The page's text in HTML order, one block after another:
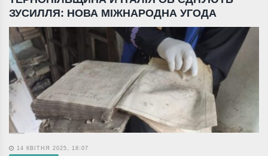
ЗУСИЛЛЯ: НОВА МІЖНАРОДНА УГОДА
14 КВІТНЯ 2025, 18:07